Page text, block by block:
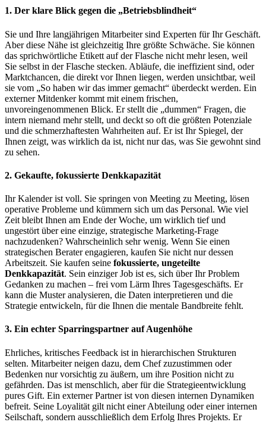
1. Der klare Blick gegen die „Betriebsblindheit“
Sie und Ihre langjährigen Mitarbeiter sind Experten für Ihr Geschäft.
Aber diese Nähe ist gleichzeitig Ihre größte Schwäche. Sie können
das sprichwörtliche Etikett auf der Flasche nicht mehr lesen, weil
Sie selbst in der Flasche stecken. Abläufe, die ineffizient sind, oder
Marktchancen, die direkt vor Ihnen liegen, werden unsichtbar, weil
sie vom „So haben wir das immer gemacht“ überdeckt werden. Ein
externer Mitdenker kommt mit einem frischen,
unvoreingenommenen Blick. Er stellt die „dummen“ Fragen, die
intern niemand mehr stellt, und deckt so oft die größten Potenziale
und die schmerzhaftesten Wahrheiten auf. Er ist Ihr Spiegel, der
Ihnen zeigt, was wirklich da ist, nicht nur das, was Sie gewohnt sind
zu sehen.
2. Gekaufte, fokussierte Denkkapazität
Ihr Kalender ist voll. Sie springen von Meeting zu Meeting, lösen
operative Probleme und kümmern sich um das Personal. Wie viel
Zeit bleibt Ihnen am Ende der Woche, um wirklich tief und
ungestört über eine einzige, strategische Marketing-Frage
nachzudenken? Wahrscheinlich sehr wenig. Wenn Sie einen
strategischen Berater engagieren, kaufen Sie nicht nur dessen
Arbeitszeit. Sie kaufen seine fokussierte, ungeteilte
Denkkapazität. Sein einziger Job ist es, sich über Ihr Problem
Gedanken zu machen – frei vom Lärm Ihres Tagesgeschäfts. Er
kann die Muster analysieren, die Daten interpretieren und die
Strategie entwickeln, für die Ihnen die mentale Bandbreite fehlt.
3. Ein echter Sparringspartner auf Augenhöhe
Ehrliches, kritisches Feedback ist in hierarchischen Strukturen
selten. Mitarbeiter neigen dazu, dem Chef zuzustimmen oder
Bedenken nur vorsichtig zu äußern, um ihre Position nicht zu
gefährden. Das ist menschlich, aber für die Strategieentwicklung
pures Gift. Ein externer Partner ist von diesen internen Dynamiken
befreit. Seine Loyalität gilt nicht einer Abteilung oder einer internen
Seilschaft, sondern ausschließlich dem Erfolg Ihres Projekts. Er